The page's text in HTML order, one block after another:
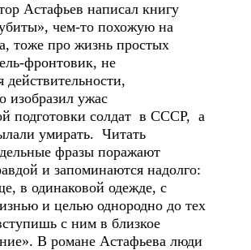
Астафьев написал книгу
чем-то похожую на
тоже про жизнь простых
фронтовик, не
изобразил ужас
подготовки солдат в СССР, а
умирать. Читать
фразы поражают
и запоминаются надолго:
в одинаковой одежде, с
и целью однородно до тех
с ним в близкое
В романе Астафьева люди